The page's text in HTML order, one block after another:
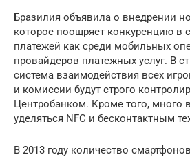
Бразилия объявила о внедрении
которое поощряет конкуренцию в
платежей как среди мобильных
провайдеров платежных услуг. В
система взаимодействия всех
и комиссии будут строго
Центробанком. Кроме того, много
уделяться NFC и бесконтактным
В 2013 году количество